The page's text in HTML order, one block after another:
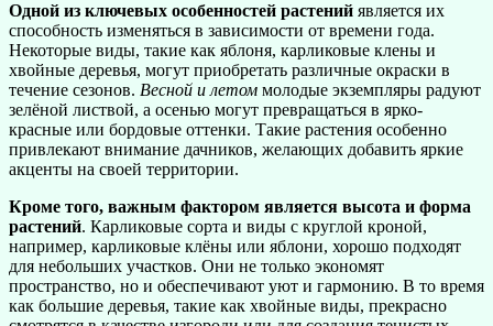
Одной из ключевых особенностей растений является их
способность изменяться в зависимости от времени года.
Некоторые виды, такие как яблоня, карликовые клены и
хвойные деревья, могут приобретать различные окраски в
течение сезонов. Весной и летом молодые экземпляры радуют
зелёной листвой, а осенью могут превращаться в ярко-
красные или бордовые оттенки. Такие растения особенно
привлекают внимание дачников, желающих добавить яркие
акценты на своей территории.
Кроме того, важным фактором является высота и форма
растений. Карликовые сорта и виды с круглой кроной,
например, карликовые клёны или яблони, хорошо подходят
для небольших участков. Они не только экономят
пространство, но и обеспечивают уют и гармонию. В то время
как большие деревья, такие как хвойные виды, прекрасно